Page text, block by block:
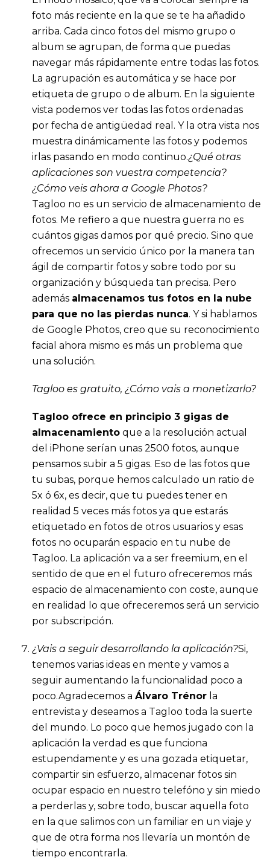
foto más reciente en la que se te ha añadido
arriba. Cada cinco fotos del mismo grupo o
album se agrupan, de forma que puedas
navegar más rápidamente entre todas las fotos.
La agrupación es automática y se hace por
etiqueta de grupo o de album. En la siguiente
vista podemos ver todas las fotos ordenadas
por fecha de antigüedad real. Y la otra vista nos
muestra dinámicamente las fotos y podemos
irlas pasando en modo continuo.¿Qué otras
aplicaciones son vuestra competencia?
¿Cómo veis ahora a Google Photos?
Tagloo no es un servicio de almacenamiento de
fotos. Me refiero a que nuestra guerra no es
cuántos gigas damos por qué precio. Sino que
ofrecemos un servicio único por la manera tan
ágil de compartir fotos y sobre todo por su
organización y búsqueda tan precisa. Pero
además almacenamos tus fotos en la nube
para que no las pierdas nunca. Y si hablamos
de Google Photos, creo que su reconocimiento
facial ahora mismo es más un problema que
una solución.
Tagloo es gratuito, ¿Cómo vais a monetizarlo?
Tagloo ofrece en principio 3 gigas de
almacenamientoque a la resolución actual
del iPhone serían unas 2500 fotos, aunque
pensamos subir a 5 gigas. Eso de las fotos que
tu subas, porque hemos calculado un ratio de
5x ó 6x, es decir, que tu puedes tener en
realidad 5 veces más fotos ya que estarás
etiquetado en fotos de otros usuarios y esas
fotos no ocuparán espacio en tu nube de
Tagloo. La aplicación va a ser freemium, en el
sentido de que en el futuro ofreceremos más
espacio de almacenamiento con coste, aunque
en realidad lo que ofreceremos será un servicio
por subscripción.
¿Vais a seguir desarrollando la aplicación?Si,
tenemos varias ideas en mente y vamos a
seguir aumentando la funcionalidad poco a
poco.Agradecemos a Álvaro Trénorla
entrevista y deseamos a Tagloo toda la suerte
del mundo. Lo poco que hemos jugado con la
aplicación la verdad es que funciona
estupendamente y es una gozada etiquetar,
compartir sin esfuerzo, almacenar fotos sin
ocupar espacio en nuestro telefóno y sin miedo
a perderlas y, sobre todo, buscar aquella foto
en la que salimos con un familiar en un viaje y
que de otra forma nos llevaría un montón de
tiempo encontrarla.